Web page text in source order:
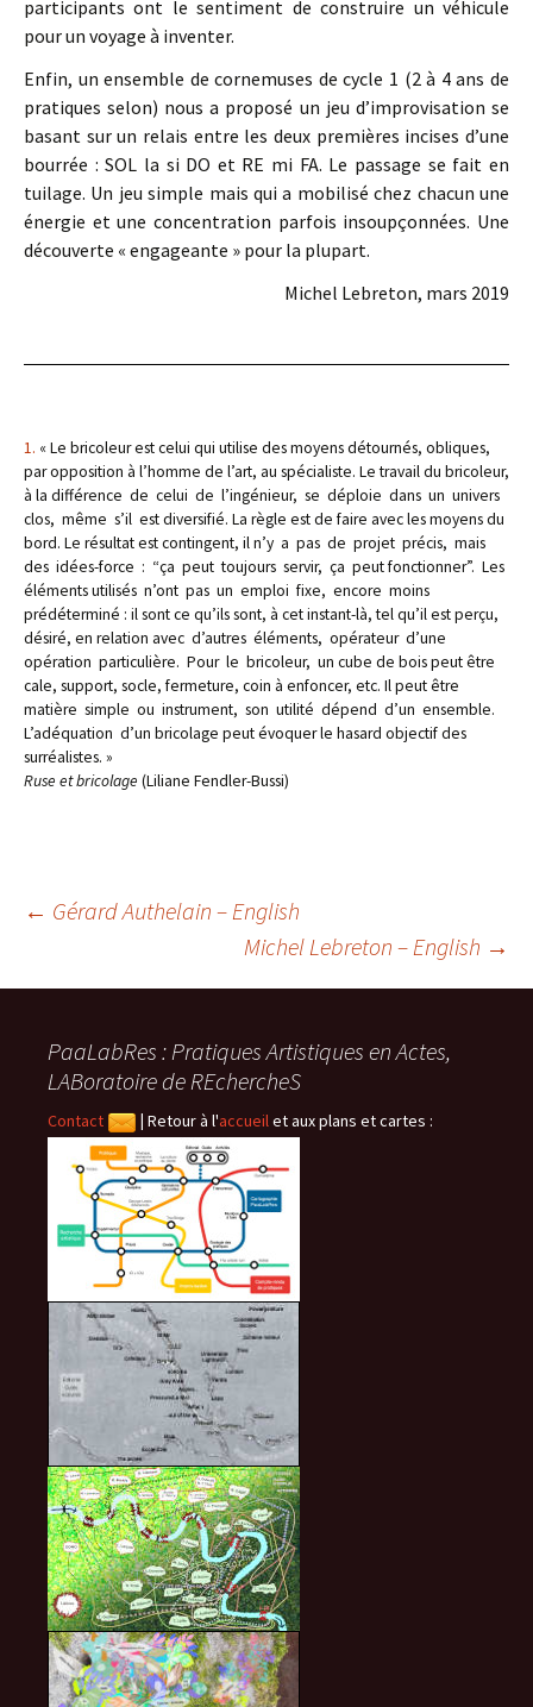
participants ont le sentiment de construire un véhicule
pour un voyage à inventer.
Enfin, un ensemble de cornemuses de cycle 1 (2 à 4 ans de
pratiques selon) nous a proposé un jeu d’improvisation se
basant sur un relais entre les deux premières incises d’une
bourrée : SOL la si DO et RE mi FA. Le passage se fait en
tuilage. Un jeu simple mais qui a mobilisé chez chacun une
énergie et une concentration parfois insoupçonnées. Une
découverte « engageante » pour la plupart.
Michel Lebreton, mars 2019
1. « Le bricoleur est celui qui utilise des moyens détournés, obliques,
par opposition à l’homme de l’art, au spécialiste. Le travail du bricoleur,
à la différence de celui de l’ingénieur, se déploie dans un univers
clos, même s’il est diversifié. La règle est de faire avec les moyens du
bord. Le résultat est contingent, il n’y a pas de projet précis, mais
des idées-force : “ça peut toujours servir, ça peut fonctionner”. Les
éléments utilisés n’ont pas un emploi fixe, encore moins
prédéterminé : il sont ce qu’ils sont, à cet instant-là, tel qu’il est perçu,
désiré, en relation avec d’autres éléments, opérateur d’une
opération particulière. Pour le bricoleur, un cube de bois peut être
cale, support, socle, fermeture, coin à enfoncer, etc. Il peut être
matière simple ou instrument, son utilité dépend d’un ensemble.
L’adéquation d’un bricolage peut évoquer le hasard objectif des
surréalistes. »
Ruse et bricolage (Liliane Fendler-Bussi)
Navigation
des
articles
← Gérard Authelain – English
Michel Lebreton – English →
PaaLabRes : Pratiques Artistiques en Actes,
LABoratoire de REchercheS
Contact | Retour à l'accueilet aux plans et cartes :